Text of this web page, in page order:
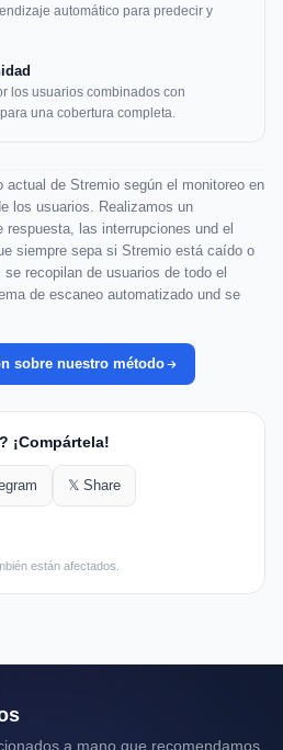
automático para predecir y
los usuarios combinados con
una cobertura completa.
actual de Stremio según el monitoreo en
los usuarios. Realizamos un
las interrupciones und el
siempre sepa si Stremio está caído o
recopilan de usuarios de todo el
de escaneo automatizado und se
sobre nuestro método
¡Compártela!
𝕏 Share
están afectados.
a mano que recomendamos.